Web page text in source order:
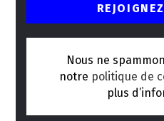
Nous ne
notre politique de
plus